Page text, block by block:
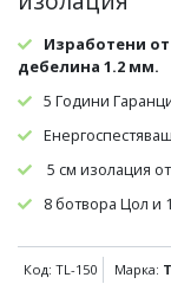
Изработени
дебелина 1.2 мм.
5 Години
5 см изолация
8 ботвора Цол и
1 отвор на 1/2
Код: TL-150 Марка: